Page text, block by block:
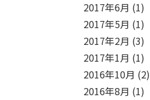
2017年6月 (1)
2017年5月 (1)
2017年2月 (3)
2017年1月 (1)
2016年10月 (2)
2016年8月 (1)